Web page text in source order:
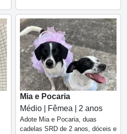
Mia e Pocaria
Médio | Fêmea | 2 anos
Adote Mia e Pocaria, duas
cadelas SRD de 2 anos, dóceis e